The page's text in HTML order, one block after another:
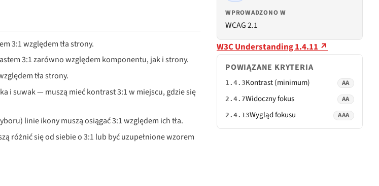
3:1 względem tła strony.
3:1 zarówno względem komponentu, jak i strony.
tła strony.
i suwak — muszą mieć kontrast 3:1 w miejscu, gdzie się
linie ikony muszą osiągać 3:1 względem ich tła.
różnić się od siebie o 3:1 lub być uzupełnione wzorem
WPROWADZONO W
WCAG 2.1
W3C Understanding 1.4.11 ↗
POWIĄZANE KRYTERIA
1.4.3Kontrast (minimum) AA
2.4.7Widoczny fokus AA
2.4.13Wygląd fokusu AAA